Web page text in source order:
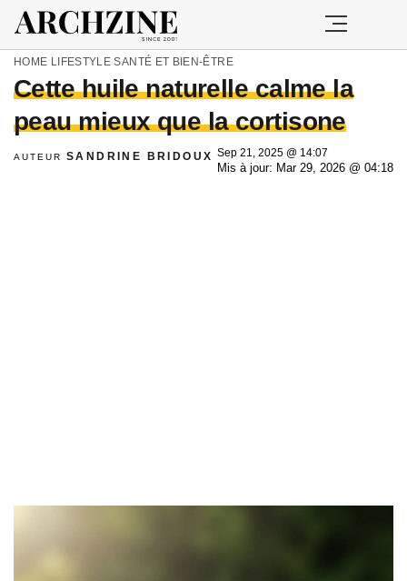
HOME LIFESTYLE SANTÉ ET BIEN-ÊTRE
Cette huile naturelle calme la
peau mieux que la cortisone
AUTEUR SANDRINE BRIDOUX Sep 21, 2025 @ 14:07
Mis à jour: Mar 29, 2026 @ 04:18